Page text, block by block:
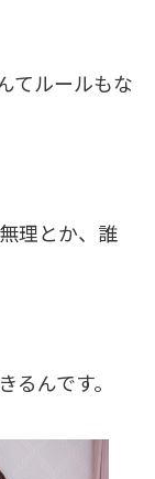
てルールもな
理とか、誰
んです。